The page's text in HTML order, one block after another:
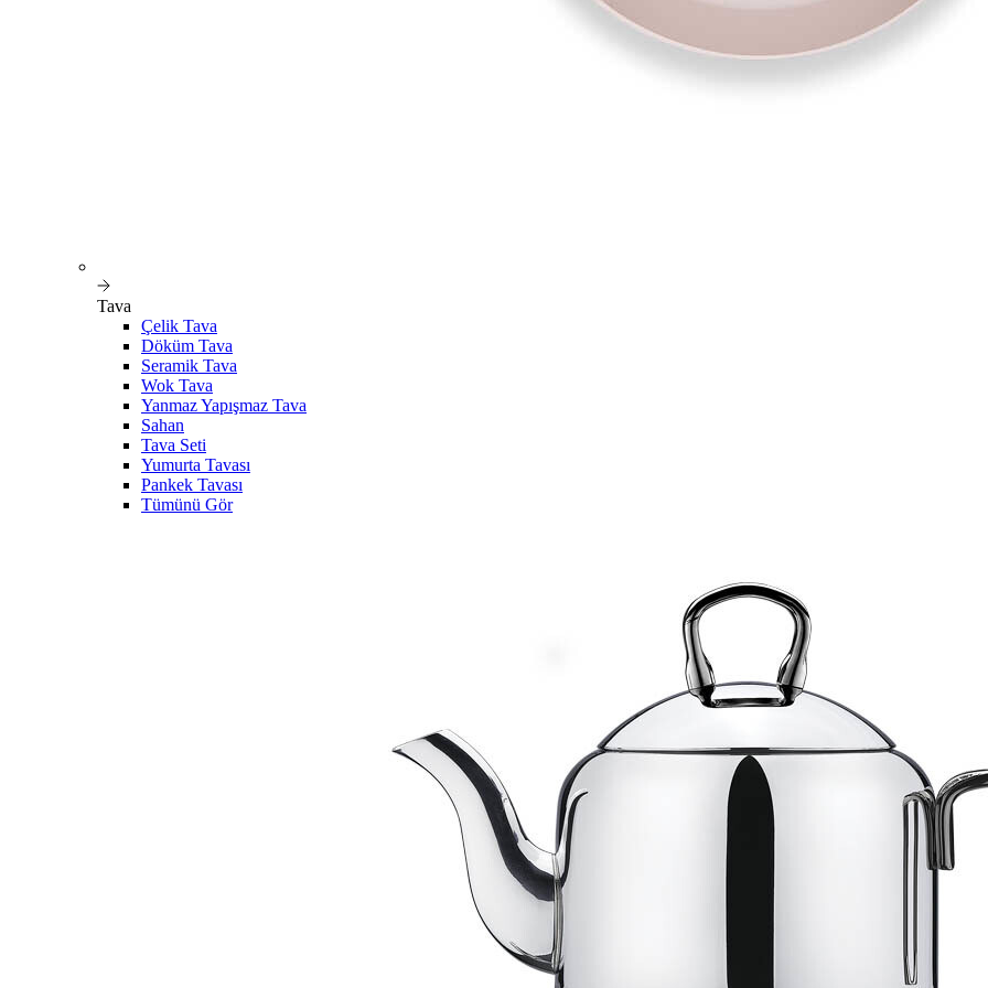
Tava
Çelik Tava
Döküm Tava
Seramik Tava
Wok Tava
Yanmaz Yapışmaz Tava
Sahan
Tava Seti
Yumurta Tavası
Pankek Tavası
Tümünü Gör